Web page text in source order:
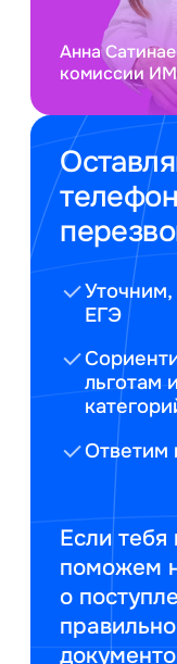
Уточним,
ЕГЭ
льготам
Ответим
Если тебя
поможем
о
Анна
комиссии